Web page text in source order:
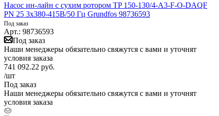
Насос ин-лайн с сухим ротором TP 150-130/4-A3-F-O-DAQF
PN 25 3х380-415В/50 Гц Grundfos 98736593
Под заказ
Арт.: 98736593
Под заказ
Наши менеджеры обязательно свяжутся с вами и уточнят
условия заказа
741 092.22 руб.
/шт
Под заказ
Наши менеджеры обязательно свяжутся с вами и уточнят
условия заказа